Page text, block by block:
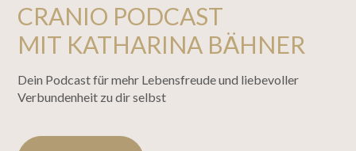
CRANIO PODCAST
MIT KATHARINA BÄHNER
Dein Podcast für mehr Lebensfreude und liebevoller
Verbundenheit zu dir selbst